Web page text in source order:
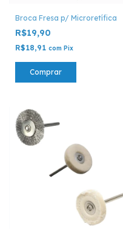
Broca Fresa p/ Microretífica
R$19,90
R$18,91 com Pix
Comprar